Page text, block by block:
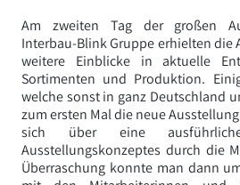
Am zweiten Tag der großen
Interbau-Blink Gruppe erhielten
weitere Einblicke in aktuelle
Sortimenten und Produktion.
welche sonst in ganz Deutschland
zum ersten Mal die neue
sich über eine
Ausstellungskonzeptes durch die
Überraschung konnte man dann